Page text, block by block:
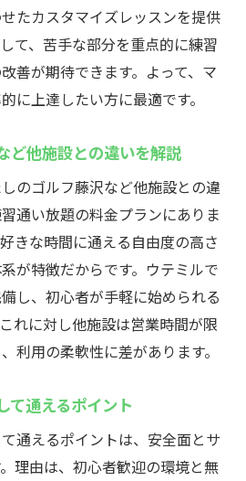
たカスタマイズレッスンを提供
て、苦手な部分を重点的に練習
善が期待できます。よって、マ
に上達したい方に最適です。
ど他施設との違いを解説
のゴルフ藤沢など他施設との違
通い放題の料金プランにありま
きな時間に通える自由度の高さ
が特徴だからです。ウテミルで
し、初心者が手軽に始められる
れに対し他施設は営業時間が限
利用の柔軟性に差があります。
て通えるポイント
通えるポイントは、安全面とサ
理由は、初心者歓迎の環境と無